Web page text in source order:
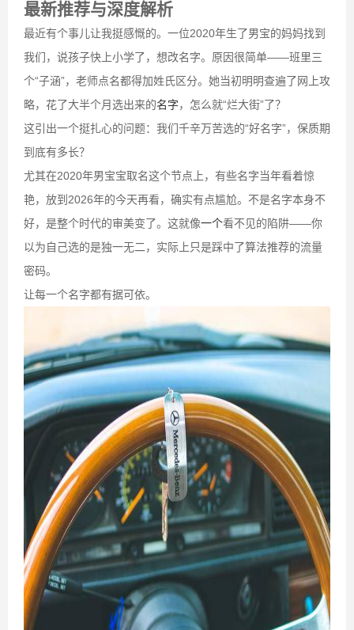
最新推荐与深度解析
最近有个事儿让我挺感慨的。一位2020年生了男宝的妈妈找到
我们，说孩子快上小学了，想改名字。原因很简单——班里三
个“子涵”，老师点名都得加姓氏区分。她当初明明查遍了网上攻
略，花了大半个月选出来的名字，怎么就“烂大街”了？
这引出一个挺扎心的问题：我们千辛万苦选的“好名字”，保质期
到底有多长？
尤其在2020年男宝宝取名这个节点上，有些名字当年看着惊
艳，放到2026年的今天再看，确实有点尴尬。不是名字本身不
好，是整个时代的审美变了。这就像一个看不见的陷阱——你
以为自己选的是独一无二，实际上只是踩中了算法推荐的流量
密码。
让每一个名字都有据可依。